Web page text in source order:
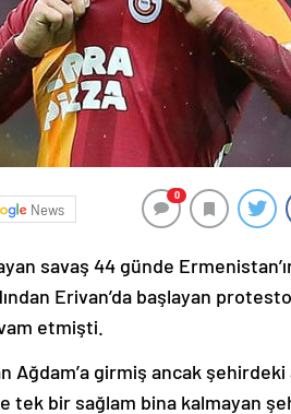
News
0
savaş 44 günde
Erivan’da başlayan
etmişti.
Ağdam’a girmiş ancak şehirdeki
tek bir sağlam bina kalmayan